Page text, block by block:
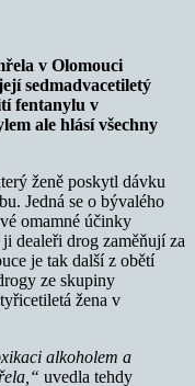
v Olomouci
sedmadvacetiletý
fentanylu v
ale hlásí všechny
ženě poskytl dávku
Jedná se o bývalého
omamné účinky
dealeři drog zaměňují za
je tak další z obětí
ze skupiny
žena v
alkoholem a
uvedla tehdy